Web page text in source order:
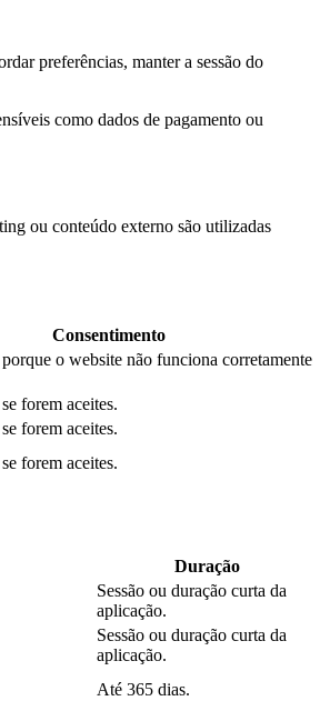
preferências, manter a sessão do
como dados de pagamento ou
ou conteúdo externo são utilizadas
Consentimento
o website não funciona corretamente
forem aceites.
forem aceites.
forem aceites.
Duração
Sessão ou duração curta da
aplicação.
Sessão ou duração curta da
aplicação.
Até 365 dias.